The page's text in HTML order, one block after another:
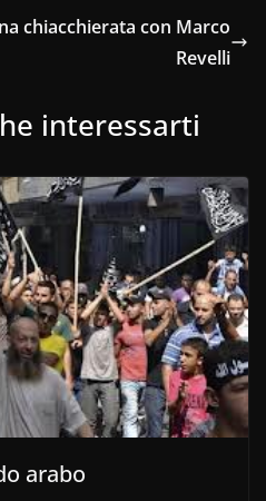
chiacchierata con Marco
Revelli
interessarti
arabo